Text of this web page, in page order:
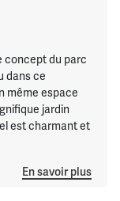
concept du parc
dans ce
même espace
jardin
est charmant et
En savoir plus